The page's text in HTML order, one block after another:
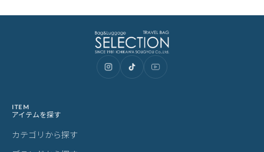
ITEM
アイテムを探す
カテゴリから探す